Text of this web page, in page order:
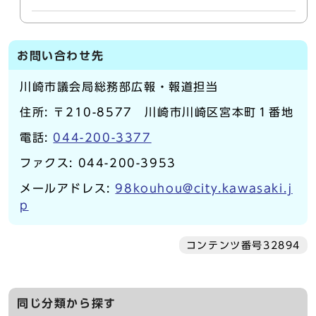
お問い合わせ先
川崎市議会局総務部広報・報道担当
住所: 〒210-8577 川崎市川崎区宮本町１番地
電話: 044-200-3377
ファクス: 044-200-3953
メールアドレス:98kouhou@city.kawasaki.j
p
コンテンツ番号32894
同じ分類から探す